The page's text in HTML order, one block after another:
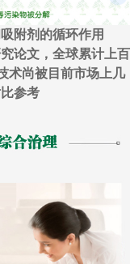
附剂的循环作用
论文，全球累计上百
术尚被目前市场上几
参考